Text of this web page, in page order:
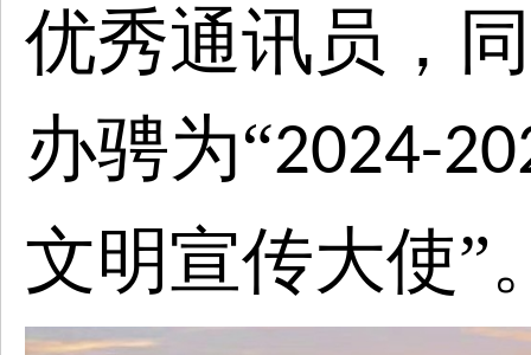
优秀通讯员，
办骋为“2024-
文明宣传大使”